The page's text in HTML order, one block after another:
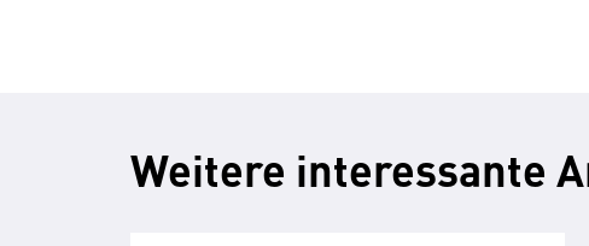
Weitere interessante